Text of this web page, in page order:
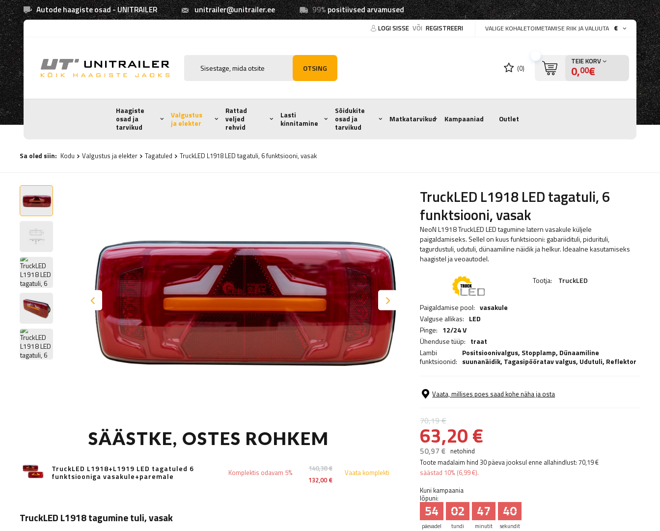
Autode haagiste osad - UNITRAILER unitrailer@unitrailer.ee 99%positiivsed arvamused
LOGI SISSE VÕI REGISTREERI VALIGE KOHALETOIMETAMISE RIIK JA VALUUTA €
OTSING (0)
TEIE KORV
0,00€
Haagiste
osad ja
tarvikud
Valgustus
ja elekter
Rattad
veljed
rehvid
Lasti
kinnitamine
Sõidukite
osad ja
tarvikud
Matkatarvikud Kampaaniad Outlet
Sa oled siin: Kodu Valgustus ja elekter Tagatuled TruckLED L1918 LED tagatuli, 6 funktsiooni, vasak
TruckLED L1918 LED tagatuli, 6
funktsiooni, vasak
NeoN L1918 TruckLED LED tagumine latern vasakule küljele
paigaldamiseks. Sellel on kuus funktsiooni: gabariidituli, pidurituli,
tagurdustuli, udutuli, dünaamiline näidik ja helkur. Ideaalne kasutamiseks
haagistel ja veoautodel.
Tootja: TruckLED
Paigaldamise pool: vasakule
Valguse allikas: LED
Pinge: 12/24 V
Ühenduse tüüp: traat
Lambi
funktsioonid:
Positsioonivalgus, Stopplamp, Dünaamiline
suunanäidik, Tagasipööratav valgus, Udutuli, Reflektor
Vaata, millises poes saad kohe näha ja osta
70,19 €
63,20 €
50,97 € netohind
Toote madalaim hind 30 päeva jooksul enne allahindlust:70,19 €
säästad 10% (6,99 €).
Kuni kampaania
lõpuni:
päevadel
54
tundi
02
minutit
47
sekundit
39
SÄÄSTKE, OSTES ROHKEM
TruckLED L1918+L1919 LED tagatuled 6
funktsiooniga vasakule+paremale
140,38 €
132,00 €
Komplektis odavam 5% Vaata komplekti
TruckLED L1918 tagumine tuli, vasak